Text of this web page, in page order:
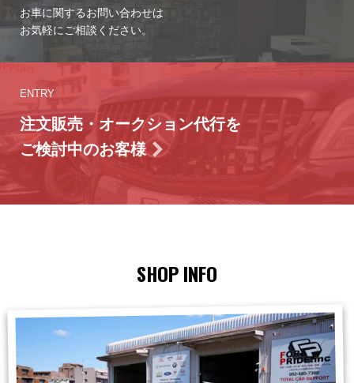
お車に関するお問い合わせは
お気軽にご相談ください。
ENTRY
注文販売・オークション代行を
ご検討中のお客様
SHOP INFO